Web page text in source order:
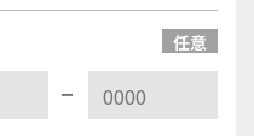
任意